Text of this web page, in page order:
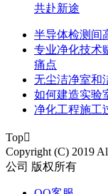
共赴新途
半导体检测间
专业净化技术
痛点
无尘洁净室和
如何建造实验
净化工程施工
Top
Copyright (C) 2019
公司 版权所有